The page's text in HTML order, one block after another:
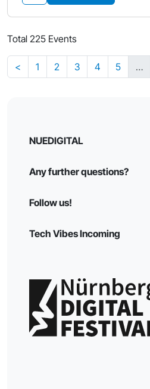
Total 225 Events
< 1 2 3 4 5 …
NUEDIGITAL
Any further questions?
Follow us!
Tech Vibes Incoming